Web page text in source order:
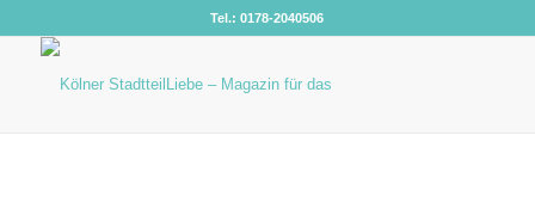
Tel.: 0178-2040506